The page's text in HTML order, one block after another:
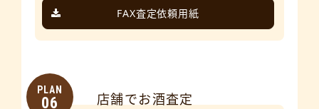
FAX査定依頼用紙
PLAN
06 店舗でお酒査定